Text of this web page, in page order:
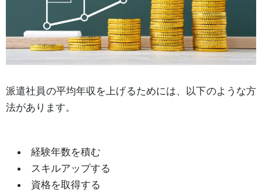
派遣社員の平均年収を上げるためには、以下のような方
法があります。
経験年数を積む
スキルアップする
資格を取得する